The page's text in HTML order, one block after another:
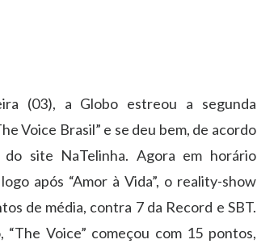
(03), a Globo estreou a segunda
Voice Brasil” e se deu bem, de acordo
do site NaTelinha. Agora em horário
após “Amor à Vida”, o reality-show
de média, contra 7 da Record e SBT.
“The Voice” começou com 15 pontos,